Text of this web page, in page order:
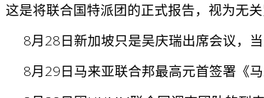
这是将联合国特派团的正式报告，视为无
8月28日新加坡只是吴庆瑞出席会议，当
8月29日马来亚联合邦最高元首签署《马